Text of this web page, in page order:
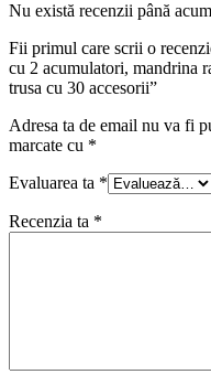
Nu există recenzii până
Fii primul care scrii o
cu 2 acumulatori, mandrina
trusa cu 30 accesorii”
Adresa ta de email nu va fi
marcate cu *
Evaluarea ta *
Recenzia ta *